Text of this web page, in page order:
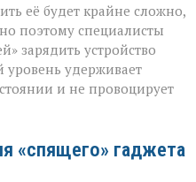
её будет крайне сложно,
поэтому специалисты
зарядить устройство
удерживает
и не провоцирует
«спящего» гаджета